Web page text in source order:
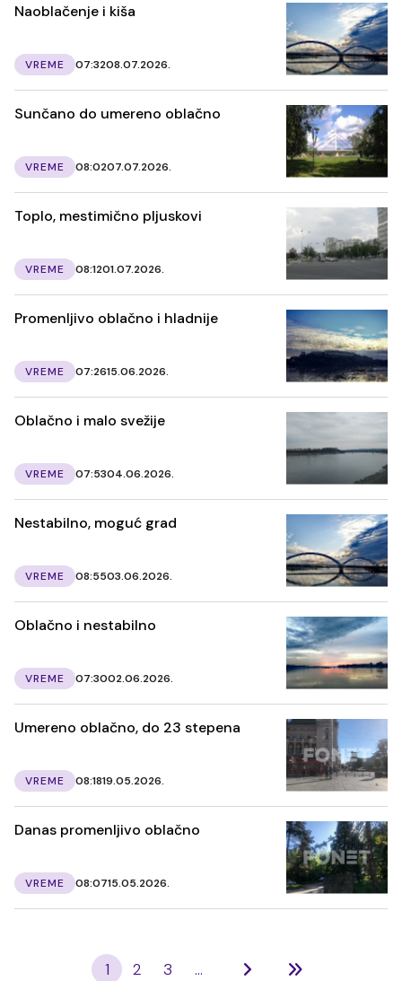
Naoblačenje i kiša
VREME 07:3208.07.2026.
Sunčano do umereno oblačno
VREME 08:0207.07.2026.
Toplo, mestimično pljuskovi
VREME 08:1201.07.2026.
Promenljivo oblačno i hladnije
VREME 07:2615.06.2026.
Oblačno i malo svežije
VREME 07:5304.06.2026.
Nestabilno, moguć grad
VREME 08:5503.06.2026.
Oblačno i nestabilno
VREME 07:3002.06.2026.
Umereno oblačno, do 23 stepena
VREME 08:1819.05.2026.
Danas promenljivo oblačno
VREME 08:0715.05.2026.
1 2 3 ...